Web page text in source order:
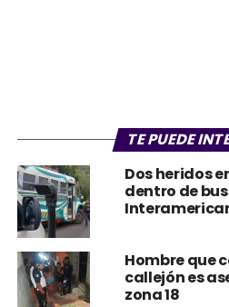
TE PUEDE
Dos heridos
dentro de
Hombre que
callejón es
zona 18